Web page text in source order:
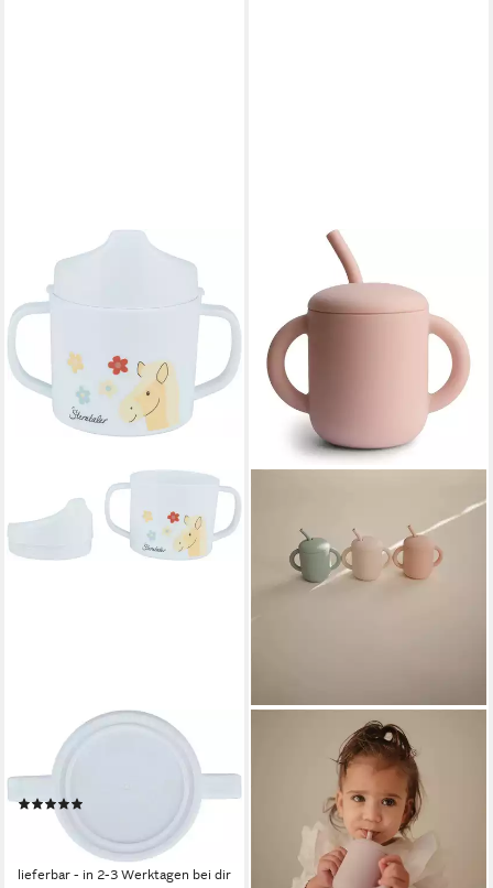
STERNTALER®
Trinklernbecher Pferd Sunny,
Polypropylen, Silikon
7,76 €
lieferbar - in 2-3 Werktagen bei dir
Kinderbecher Training Cup +
Straw, Silikon, Trinklernbecher
Trinkhalm Kleinkinder ab 6
Monaten rosa
22,59 €
lieferbar - in 2-3 Werktagen bei dir